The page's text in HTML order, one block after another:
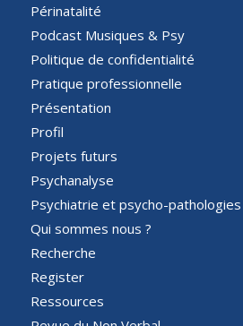
Périnatalité
Podcast Musiques & Psy
Politique de confidentialité
Pratique professionnelle
Présentation
Profil
Projets futurs
Psychanalyse
Psychiatrie et psycho-pathologies
Qui sommes nous ?
Recherche
Register
Ressources